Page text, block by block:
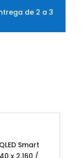
de 2 a 3
Smart